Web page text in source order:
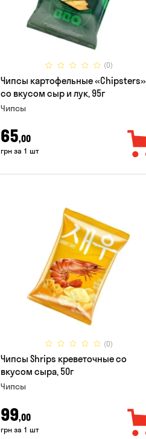
(0)
Чипсы картофельные «Chipsters»
со вкусом сыр и лук, 95г
Чипсы
65,00
грн за 1 шт
(0)
Чипсы Shrips креветочные со
вкусом сыра, 50г
Чипсы
99,00
грн за 1 шт